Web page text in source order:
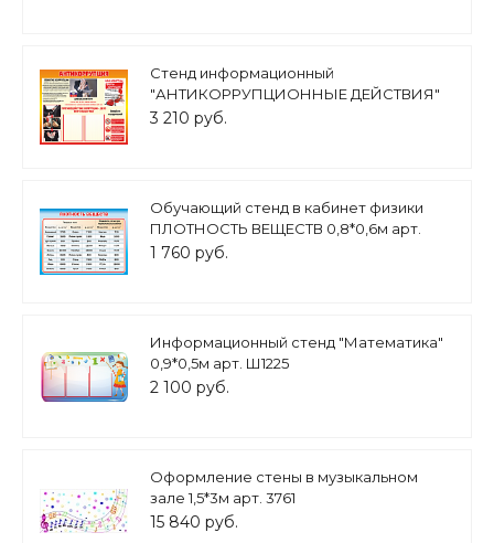
Стенд информационный
"АНТИКОРРУПЦИОННЫЕ ДЕЙСТВИЯ"
1*0,85 м. 2 кармана арт. 3682
3 210 руб.
Обучающий стенд в кабинет физики
ПЛОТНОСТЬ ВЕЩЕСТВ 0,8*0,6м арт.
3218
1 760 руб.
Информационный стенд "Математика"
0,9*0,5м арт. Ш1225
2 100 руб.
Оформление стены в музыкальном
зале 1,5*3м арт. 3761
15 840 руб.